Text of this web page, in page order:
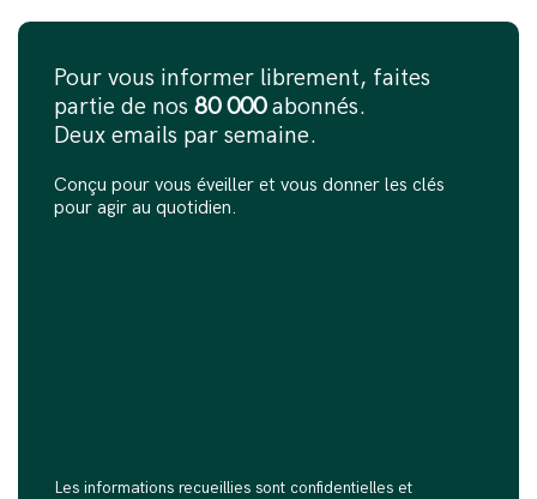
Pour vous informer librement, faites
partie de nos 80 000abonnés.
Deux emails par semaine.
Conçu pour vous éveiller et vous donner les clés
pour agir au quotidien.
Les informations recueillies sont confidentielles et